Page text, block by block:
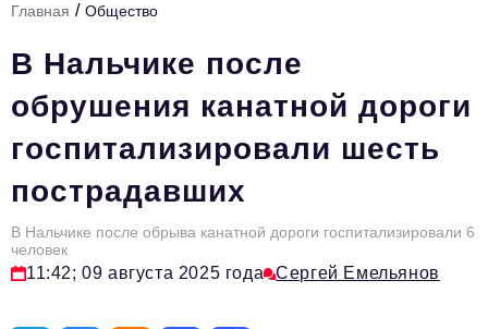
Цитаты
Аналитика
Главное
Интервью
Сделано в России
Право
Главная / Общество
В Нальчике после
обрушения канатной дороги
госпитализировали шесть
пострадавших
В Нальчике после обрыва канатной дороги госпитализировали 6
человек
11:42; 09 августа 2025 года Сергей Емельянов